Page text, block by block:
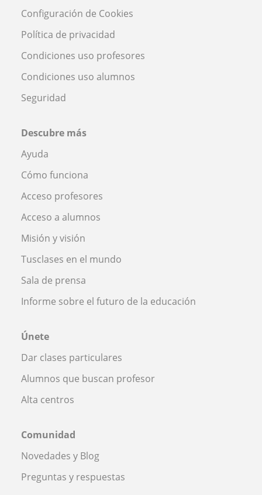
Configuración de Cookies
Política de privacidad
Condiciones uso profesores
Condiciones uso alumnos
Seguridad
Descubre más
Ayuda
Cómo funciona
Acceso profesores
Acceso a alumnos
Misión y visión
Tusclases en el mundo
Sala de prensa
Informe sobre el futuro de la educación
Únete
Dar clases particulares
Alumnos que buscan profesor
Alta centros
Comunidad
Novedades y Blog
Preguntas y respuestas